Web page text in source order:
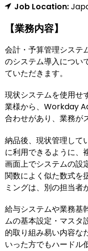
Job Location:
【業務内容】
会計・予算管理シス
のシステム導入につい
ていただきます。
現状システムを使用せ
業様から、Workday
合わせがあり、業務が
納品後、現状管理して
に利用できるように、
画面上でシステムの設
関数によく似た数式を
ミングは、別の担当者
給与システムや業務基
ムの基本設定・マスタ
的取り組み易い内容な
いった方でもハードル